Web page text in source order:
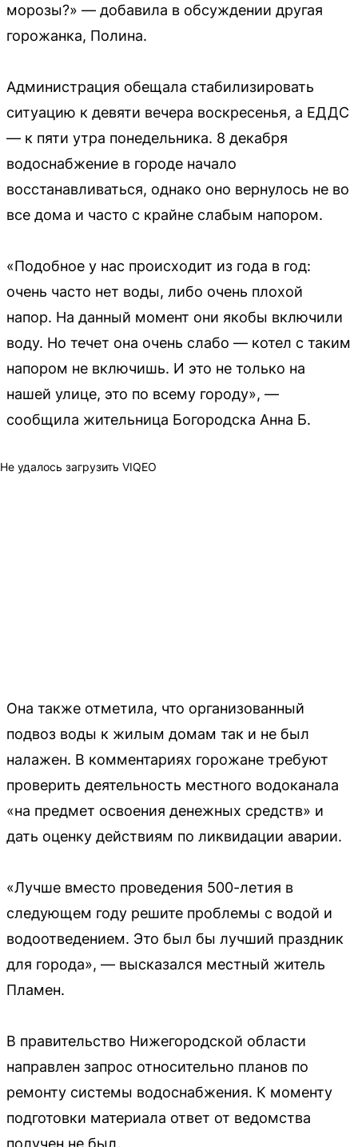
морозы?» — добавила в обсуждении другая
горожанка, Полина.
Администрация обещала стабилизировать
ситуацию к девяти вечера воскресенья, а ЕДДС
— к пяти утра понедельника. 8 декабря
водоснабжение в городе начало
восстанавливаться, однако оно вернулось не во
все дома и часто с крайне слабым напором.
«Подобное у нас происходит из года в год:
очень часто нет воды, либо очень плохой
напор. На данный момент они якобы включили
воду. Но течет она очень слабо — котел с таким
напором не включишь. И это не только на
нашей улице, это по всему городу», —
сообщила жительница Богородска Анна Б.
Не удалось загрузить VIQEO
Она также отметила, что организованный
подвоз воды к жилым домам так и не был
налажен. В комментариях горожане требуют
проверить деятельность местного водоканала
«на предмет освоения денежных средств» и
дать оценку действиям по ликвидации аварии.
«Лучше вместо проведения 500-летия в
следующем году решите проблемы с водой и
водоотведением. Это был бы лучший праздник
для города», — высказался местный житель
Пламен.
В правительство Нижегородской области
направлен запрос относительно планов по
ремонту системы водоснабжения. К моменту
подготовки материала ответ от ведомства
получен не был.